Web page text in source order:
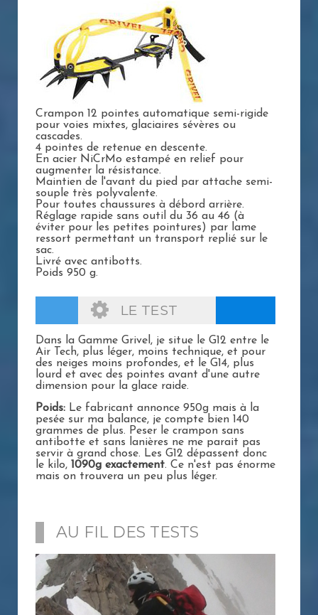
Crampon 12 pointes automatique semi-rigide
pour voies mixtes, glaciaires sévères ou
cascades.
4 pointes de retenue en descente.
En acier NiCrMo estampé en relief pour
augmenter la résistance.
Maintien de l'avant du pied par attache semi-
souple très polyvalente.
Pour toutes chaussures à débord arrière.
Réglage rapide sans outil du 36 au 46 (à
éviter pour les petites pointures) par lame
ressort permettant un transport replié sur le
sac.
Livré avec antibotts.
Poids 950 g.
LE TEST
Dans la Gamme Grivel, je situe le G12 entre le
Air Tech, plus léger, moins technique, et pour
des neiges moins profondes, et le G14, plus
lourd et avec des pointes avant d'une autre
dimension pour la glace raide.
Poids: Le fabricant annonce 950g mais à la
pesée sur ma balance, je compte bien 140
grammes de plus. Peser le crampon sans
antibotte et sans lanières ne me parait pas
servir à grand chose. Les G12 dépassent donc
le kilo, 1090g exactement. Ce n'est pas énorme
mais on trouvera un peu plus léger.
AU FIL DES TESTS